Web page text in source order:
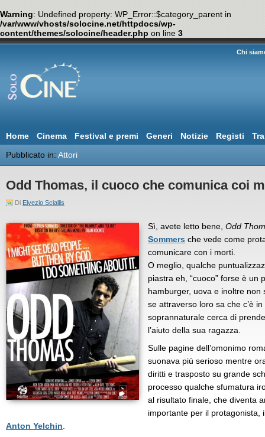
Warning: Undefined property: WP_Error::$category_parent in
/var/www/vhosts/solocine.net/httpdocs/wp-
content/themes/solocine/header.php on line 3
Chi
Home Cinema Festival e premi Generi Notizie Registi
Pubblicato in: Attori
Odd Thomas, il cuoco che comunica coi
Di Elvezio Sciallis
Sì, avete letto bene, Odd
Sommers che vede come
comunicare con i morti.
O meglio, qualche
piastra eh, “cuoco” forse è un
hamburger, uova e inoltre
se attraverso loro sa che c’è
soprannaturale cerca di
l’aiuto della sua ragazza.
Sulle pagine dell’omonimo
suonava più serioso mentre
diritti e trasposto su grande
processo qualche sfumatura
al risultato finale, che diventa
importante per il protagonista,
Anton Yelchin